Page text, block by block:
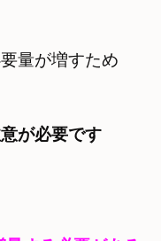
量が増すため
が必要です